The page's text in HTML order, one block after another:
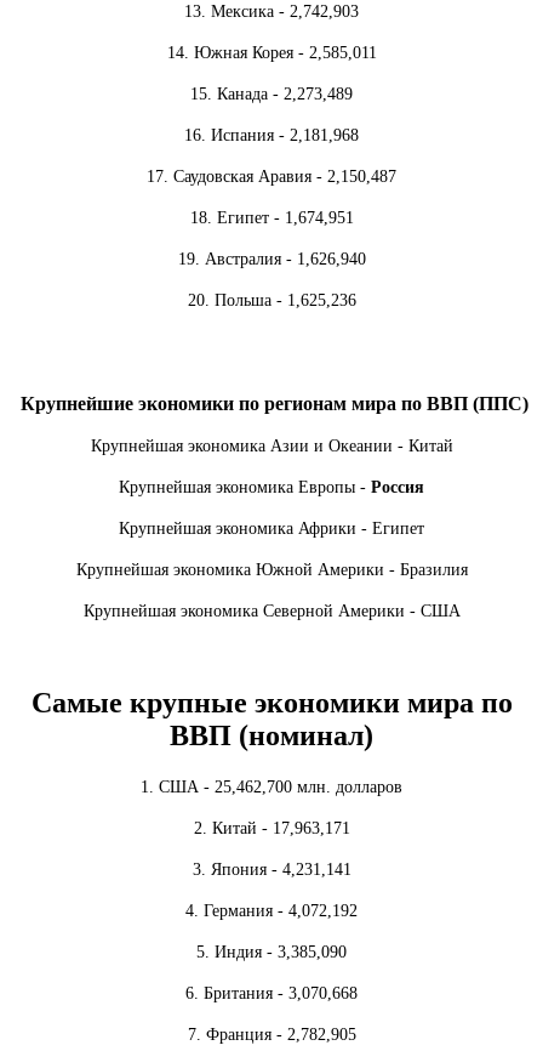
13. Мексика - 2,742,903
14. Южная Корея - 2,585,011
15. Канада - 2,273,489
16. Испания - 2,181,968
17. Саудовская Аравия - 2,150,487
18. Египет - 1,674,951
19. Австралия - 1,626,940
20. Польша - 1,625,236
Крупнейшие экономики по регионам мира по ВВП (ППС)
Крупнейшая экономика Азии и Океании - Китай
Крупнейшая экономика Европы - Россия
Крупнейшая экономика Африки - Египет
Крупнейшая экономика Южной Америки - Бразилия
Крупнейшая экономика Северной Америки - США
Самые крупные экономики мира по
ВВП (номинал)
1. США - 25,462,700 млн. долларов
2. Китай - 17,963,171
3. Япония - 4,231,141
4. Германия - 4,072,192
5. Индия - 3,385,090
6. Британия - 3,070,668
7. Франция - 2,782,905